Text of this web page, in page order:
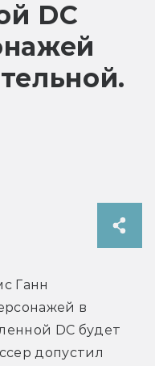
DC
Ганн
в
DC будет
допустил